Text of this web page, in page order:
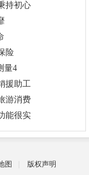
持初心
险
量4
援助工
游消费
能很实
图 版权声明